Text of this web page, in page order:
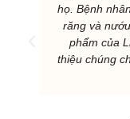
họ. Bệnh
răng và
phẩm của
thiệu chúng